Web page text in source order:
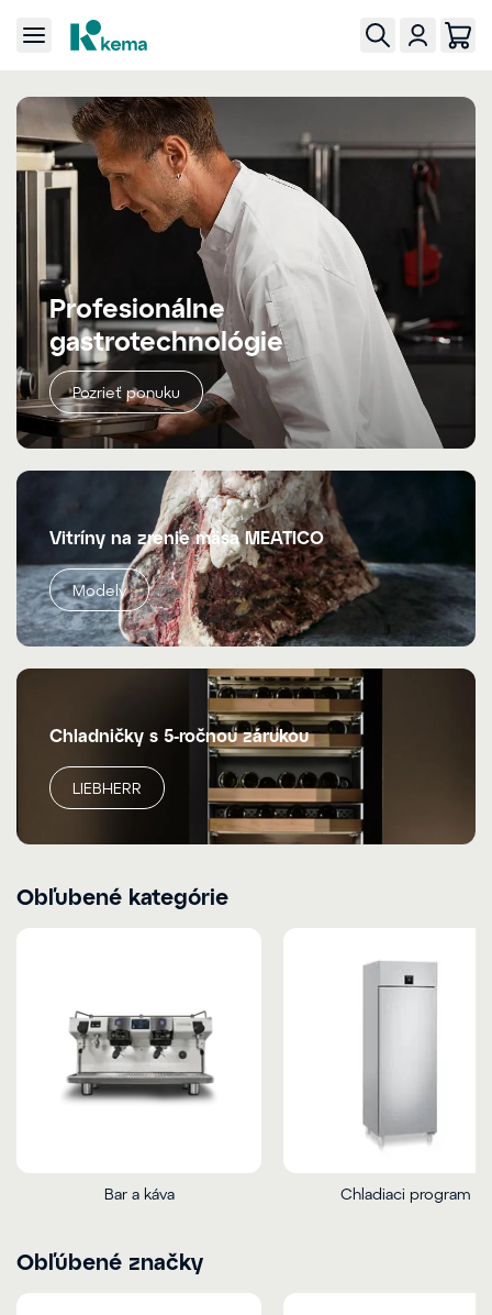
Profesionálne
gastrotechnológie
Pozrieť ponuku
Vitríny na zrenie mäsa MEATICO
Modely
Chladničky s 5-ročnou zárukou
LIEBHERR
Obľubené kategórie
Bar a káva Chladiaci program
Obľúbené značky